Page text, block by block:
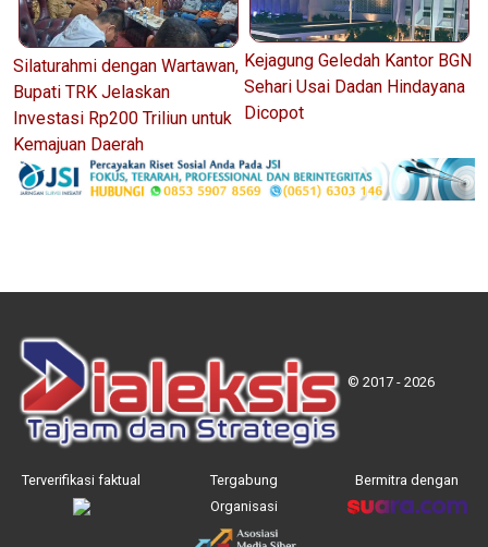
Silaturahmi dengan Wartawan,
Bupati TRK Jelaskan
Investasi Rp200 Triliun untuk
Kemajuan Daerah
Kejagung Geledah Kantor BGN
Sehari Usai Dadan Hindayana
Dicopot
© 2017 - 2026
Terverifikasi faktual
Tergabung
Organisasi
Bermitra dengan